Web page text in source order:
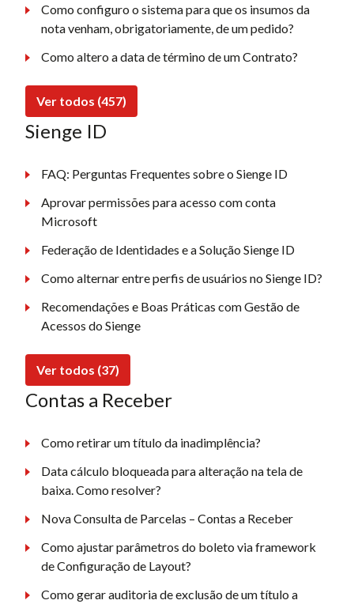
Como configuro o sistema para que os insumos da
nota venham, obrigatoriamente, de um pedido?
Como altero a data de término de um Contrato?
Ver todos (457)
Sienge ID
FAQ: Perguntas Frequentes sobre o Sienge ID
Aprovar permissões para acesso com conta
Microsoft
Federação de Identidades e a Solução Sienge ID
Como alternar entre perfis de usuários no Sienge ID?
Recomendações e Boas Práticas com Gestão de
Acessos do Sienge
Ver todos (37)
Contas a Receber
Como retirar um título da inadimplência?
Data cálculo bloqueada para alteração na tela de
baixa. Como resolver?
Nova Consulta de Parcelas – Contas a Receber
Como ajustar parâmetros do boleto via framework
de Configuração de Layout?
Como gerar auditoria de exclusão de um título a